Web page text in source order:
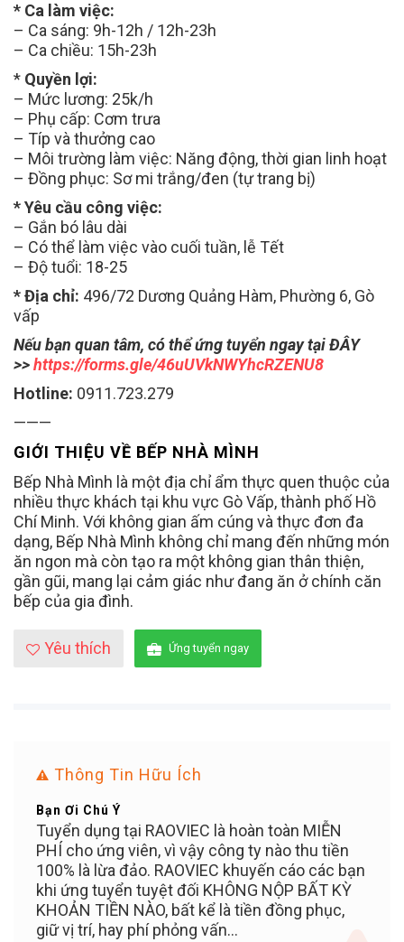
* Ca làm việc:
– Ca sáng: 9h-12h / 12h-23h
– Ca chiều: 15h-23h
* Quyền lợi:
– Mức lương: 25k/h
– Phụ cấp: Cơm trưa
– Típ và thưởng cao
– Môi trường làm việc: Năng động, thời gian linh hoạt
– Đồng phục: Sơ mi trắng/đen (tự trang bị)
* Yêu cầu công việc:
– Gắn bó lâu dài
– Có thể làm việc vào cuối tuần, lễ Tết
– Độ tuổi: 18-25
* Địa chỉ: 496/72 Dương Quảng Hàm, Phường 6, Gò
vấp
Nếu bạn quan tâm, có thể ứng tuyển ngay tại ĐÂY
>>https://forms.gle/46uUVkNWYhcRZENU8
Hotline: 0911.723.279
———
GIỚI THIỆU VỀ BẾP NHÀ MÌNH
Bếp Nhà Mình là một địa chỉ ẩm thực quen thuộc của
nhiều thực khách tại khu vực Gò Vấp, thành phố Hồ
Chí Minh. Với không gian ấm cúng và thực đơn đa
dạng, Bếp Nhà Mình không chỉ mang đến những món
ăn ngon mà còn tạo ra một không gian thân thiện,
gần gũi, mang lại cảm giác như đang ăn ở chính căn
bếp của gia đình.
Yêu thích Ứng tuyển ngay
Thông Tin Hữu Ích
Bạn Ơi Chú Ý
Tuyển dụng tại RAOVIEC là hoàn toàn MIỄN
PHÍ cho ứng viên, vì vậy công ty nào thu tiền
100% là lừa đảo. RAOVIEC khuyến cáo các bạn
khi ứng tuyển tuyệt đối KHÔNG NỘP BẤT KỲ
KHOẢN TIỀN NÀO, bất kể là tiền đồng phục,
giữ vị trí, hay phí phỏng vấn...